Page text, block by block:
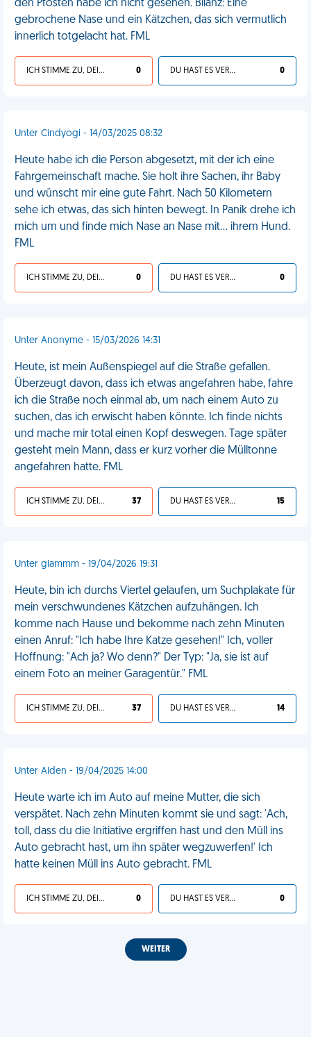
den Pfosten habe ich nicht gesehen. Bilanz: Eine
gebrochene Nase und ein Kätzchen, das sich vermutlich
innerlich totgelacht hat. FML
ICH STIMME ZU, DEIN LEBEN IST SCHEISSE 0 DU HAST ES VERDIENT 0
Unter Cindyogi - 14/03/2025 08:32
Heute habe ich die Person abgesetzt, mit der ich eine
Fahrgemeinschaft mache. Sie holt ihre Sachen, ihr Baby
und wünscht mir eine gute Fahrt. Nach 50 Kilometern
sehe ich etwas, das sich hinten bewegt. In Panik drehe ich
mich um und finde mich Nase an Nase mit... ihrem Hund.
FML
ICH STIMME ZU, DEIN LEBEN IST SCHEISSE 0 DU HAST ES VERDIENT 0
Unter Anonyme - 15/03/2026 14:31
Heute, ist mein Außenspiegel auf die Straße gefallen.
Überzeugt davon, dass ich etwas angefahren habe, fahre
ich die Straße noch einmal ab, um nach einem Auto zu
suchen, das ich erwischt haben könnte. Ich finde nichts
und mache mir total einen Kopf deswegen. Tage später
gesteht mein Mann, dass er kurz vorher die Mülltonne
angefahren hatte. FML
ICH STIMME ZU, DEIN LEBEN IST SCHEISSE 37 DU HAST ES VERDIENT 15
Unter glammm - 19/04/2026 19:31
Heute, bin ich durchs Viertel gelaufen, um Suchplakate für
mein verschwundenes Kätzchen aufzuhängen. Ich
komme nach Hause und bekomme nach zehn Minuten
einen Anruf: "Ich habe Ihre Katze gesehen!" Ich, voller
Hoffnung: "Ach ja? Wo denn?" Der Typ: "Ja, sie ist auf
einem Foto an meiner Garagentür." FML
ICH STIMME ZU, DEIN LEBEN IST SCHEISSE 37 DU HAST ES VERDIENT 14
Unter Alden - 19/04/2025 14:00
Heute warte ich im Auto auf meine Mutter, die sich
verspätet. Nach zehn Minuten kommt sie und sagt: 'Ach,
toll, dass du die Initiative ergriffen hast und den Müll ins
Auto gebracht hast, um ihn später wegzuwerfen!' Ich
hatte keinen Müll ins Auto gebracht. FML
ICH STIMME ZU, DEIN LEBEN IST SCHEISSE 0 DU HAST ES VERDIENT 0
WEITER